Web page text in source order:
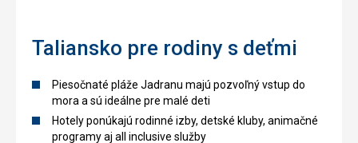
Taliansko pre rodiny s deťmi
Piesočnaté pláže Jadranu majú pozvoľný vstup do
mora a sú ideálne pre malé deti
Hotely ponúkajú rodinné izby, detské kluby, animačné
programy aj all inclusive služby